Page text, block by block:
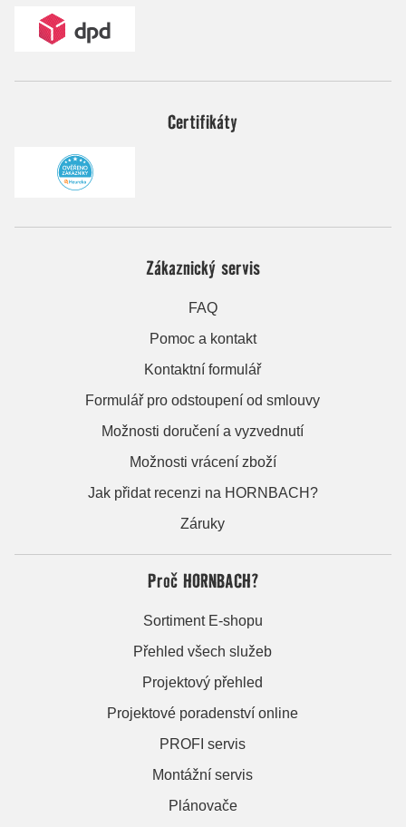
Certifikáty
Zákaznický servis
FAQ
Pomoc a kontakt
Kontaktní formulář
Formulář pro odstoupení od smlouvy
Možnosti doručení a vyzvednutí
Možnosti vrácení zboží
Jak přidat recenzi na HORNBACH?
Záruky
Proč HORNBACH?
Sortiment E-shopu
Přehled všech služeb
Projektový přehled
Projektové poradenství online
PROFI servis
Montážní servis
Plánovače